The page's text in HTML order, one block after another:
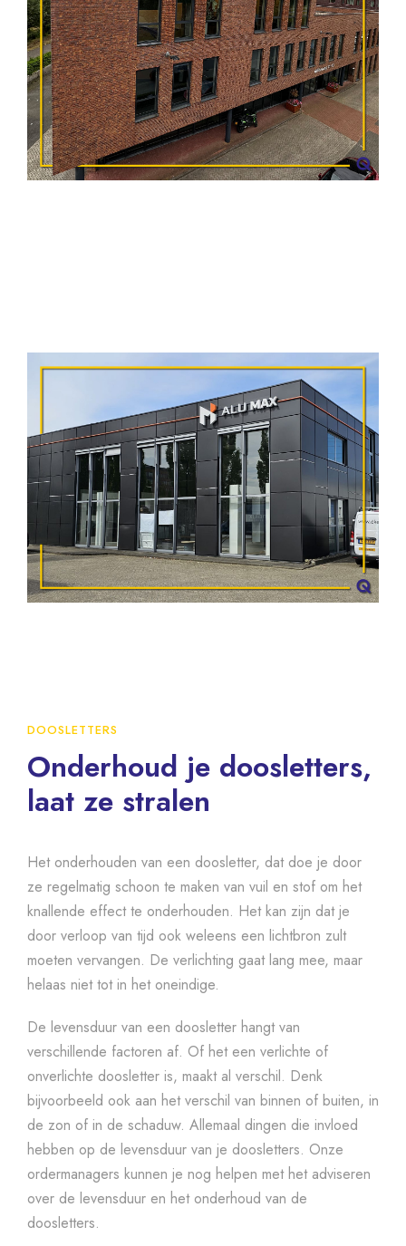
DOOSLETTERS
Onderhoud je doosletters,
laat ze stralen
Het onderhouden van een doosletter, dat doe je door
ze regelmatig schoon te maken van vuil en stof om het
knallende effect te onderhouden. Het kan zijn dat je
door verloop van tijd ook weleens een lichtbron zult
moeten vervangen. De verlichting gaat lang mee, maar
helaas niet tot in het oneindige.
De levensduur van een doosletter hangt van
verschillende factoren af. Of het een verlichte of
onverlichte doosletter is, maakt al verschil. Denk
bijvoorbeeld ook aan het verschil van binnen of buiten, in
de zon of in de schaduw. Allemaal dingen die invloed
hebben op de levensduur van je doosletters. Onze
ordermanagers kunnen je nog helpen met het adviseren
over de levensduur en het onderhoud van de
doosletters.